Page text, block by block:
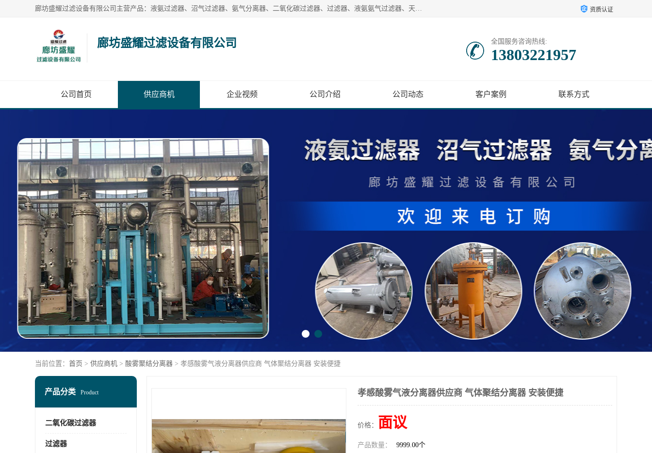
廊坊盛耀过滤设备有限公司主营产品：液氨过滤器、沼气过滤器、氨气分离器、二氧化碳过滤器、过滤器、液氨氨气过滤器、天然气过滤器、管道过滤器、*过滤器、液氨除油除水过滤器、氨气除油除水过滤器、焦炉煤气除焦油过滤器等。 资质认证
廊坊盛耀过滤设备有限公司 全国服务咨询热线:
13803221957
公司首页 供应商机 企业视频 公司介绍 公司动态 客户案例 联系方式
当前位置： 首页 > 供应商机 > 酸雾聚结分离器 > 孝感酸雾气液分离器供应商 气体聚结分离器 安装便捷
产品分类 Product
二氧化碳过滤器
过滤器
孝感酸雾气液分离器供应商 气体聚结分离器 安装便捷
价格： 面议
产品数量： 9999.00个